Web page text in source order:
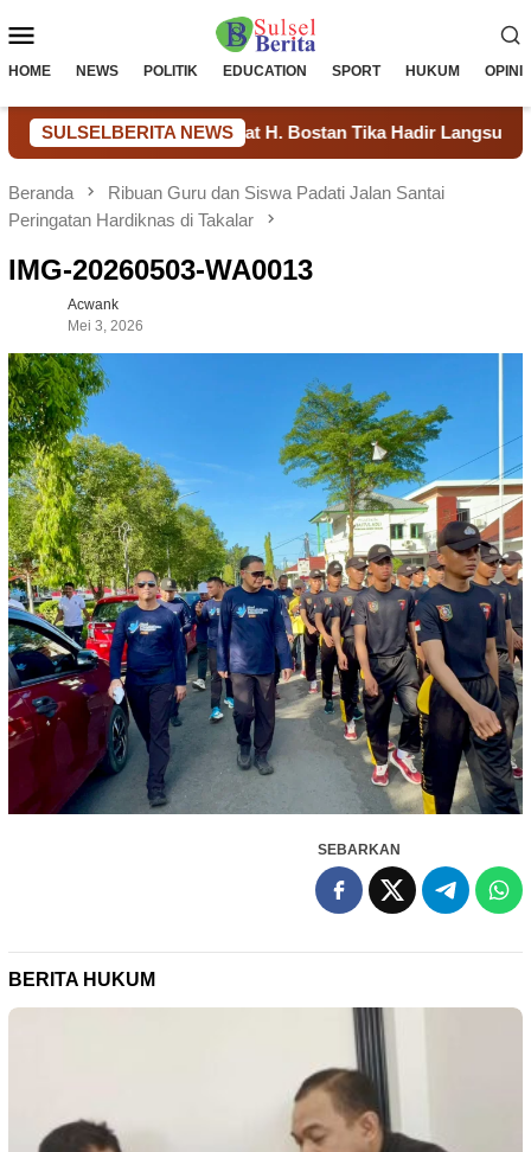
ke
Mobile
HOME NEWS POLITIK EDUCATION SPORT HUKUM OPINI
SULSELBERITA NEWS
Tak Menghalangi, Camat H. Bostan Tika Hadir Langsung di
Beranda
Ribuan Guru dan Siswa Padati Jalan Santai
Peringatan Hardiknas di Takalar
IMG-20260503-WA0013
Acwank
Mei 3, 2026
SEBARKAN
BERITA HUKUM